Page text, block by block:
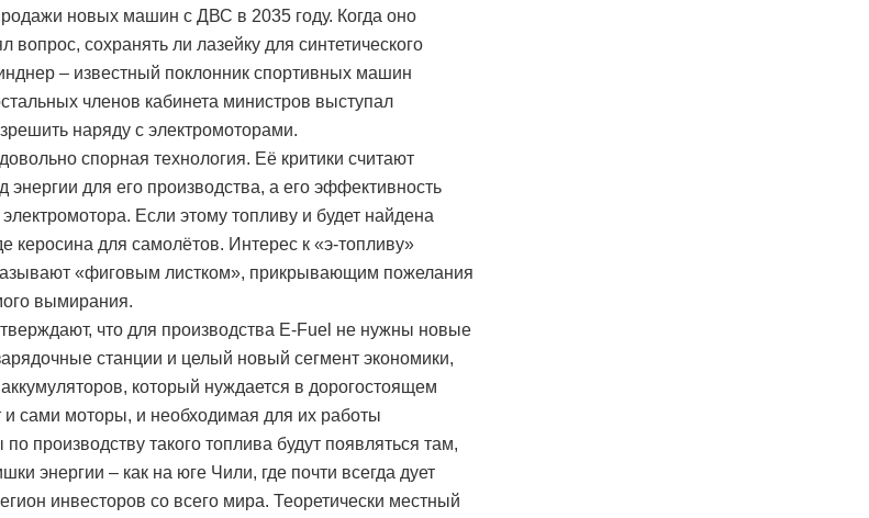
новых машин с ДВС в 2035 году. Когда оно
вопрос, сохранять ли лазейку для синтетического
– известный поклонник спортивных машин
членов кабинета министров выступал
наряду с электромоторами.
спорная технология. Её критики считают
для его производства, а его эффективность
Если этому топливу и будет найдена
керосина для самолётов. Интерес к «э-топливу»
«фиговым листком», прикрывающим пожелания
вымирания.
что для производства E-Fuel не нужны новые
станции и целый новый сегмент экономики,
который нуждается в дорогостоящем
сами моторы, и необходимая для их работы
производству такого топлива будут появляться там,
энергии – как на юге Чили, где почти всегда дует
инвесторов со всего мира. Теоретически местный